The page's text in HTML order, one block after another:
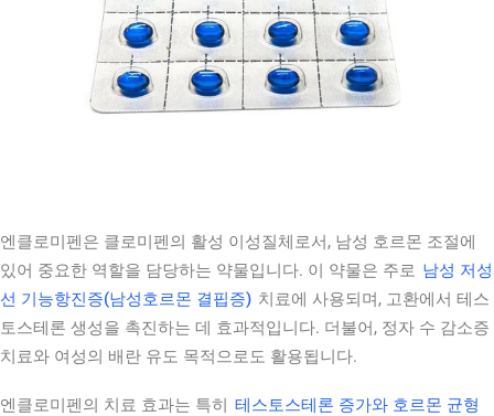
엔클로미펜은 클로미펜의 활성 이성질체로서, 남성 호르몬 조절에
있어 중요한 역할을 담당하는 약물입니다. 이 약물은 주로 남성 저성
선 기능항진증(남성호르몬 결핍증) 치료에 사용되며, 고환에서 테스
토스테론 생성을 촉진하는 데 효과적입니다. 더불어, 정자 수 감소증
치료와 여성의 배란 유도 목적으로도 활용됩니다.
엔클로미펜의 치료 효과는 특히 테스토스테론 증가와 호르몬 균형